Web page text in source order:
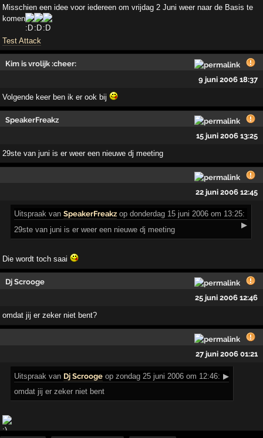
Misschien een idee voor iedereen om vrijdag 2 Juni weer naar de Basis te
komen
Test Attack
Kim is vrolijk :cheer:
9 juni 2006 18:37
Volgende keer ben ik er ook bij
SpeakerFreakz
15 juni 2006 13:25
29ste van juni is er weer een nieuwe dj meeting
22 juni 2006 12:45
Uitspraak vanSpeakerFreakz op donderdag 15 juni 2006 om 13:25:
▶
29ste van juni is er weer een nieuwe dj meeting
Die wordt toch saai
Dj Scrooge
25 juni 2006 12:46
omdat jij er zeker niet bent?
27 juni 2006 01:21
Uitspraak van Dj Scrooge op zondag 25 juni 2006 om 12:46: ▶
omdat jij er zeker niet bent